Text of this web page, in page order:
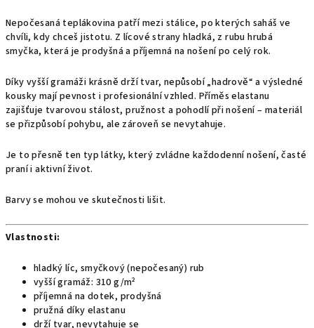
Nepočesaná teplákovina patří mezi stálice, po kterých saháš ve
chvíli, kdy chceš jistotu. Z lícové strany hladká, z rubu hrubá
smyčka, která je prodyšná a příjemná na nošení po celý rok.
Díky vyšší gramáži krásně drží tvar, nepůsobí „hadrově“ a výsledné
kousky mají pevnost i profesionální vzhled. Příměs elastanu
zajišťuje tvarovou stálost, pružnost a pohodlí při nošení – materiál
se přizpůsobí pohybu, ale zároveň se nevytahuje.
Je to přesně ten typ látky, který zvládne každodenní nošení, časté
praní i aktivní život.
Barvy se mohou ve skutečnosti lišit.
Vlastnosti:
hladký líc, smyčkový (nepočesaný) rub
vyšší gramáž: 310 g/m²
příjemná na dotek, prodyšná
pružná díky elastanu
drží tvar, nevytahuje se